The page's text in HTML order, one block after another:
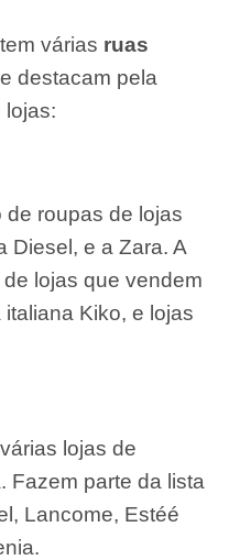
várias ruas
destacam pela
lojas:
roupas de lojas
Diesel, e a Zara. A
lojas que vendem
Kiko, e lojas
lojas de
Fazem parte da lista
Lancome, Estéé